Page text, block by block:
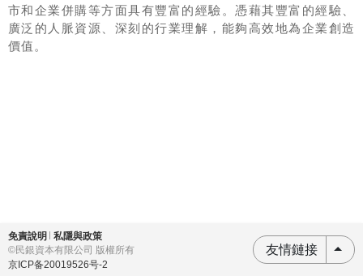
市和企業併購等方面具有豐富的經驗。憑藉其豐富的經驗、
廣泛的人脈資源、深刻的行業理解，能夠高效地為企業創造
價值。
免責說明
私隱與政策
©民銀資本有限公司 版權所有
京ICP备20019526号-2
友情鏈接